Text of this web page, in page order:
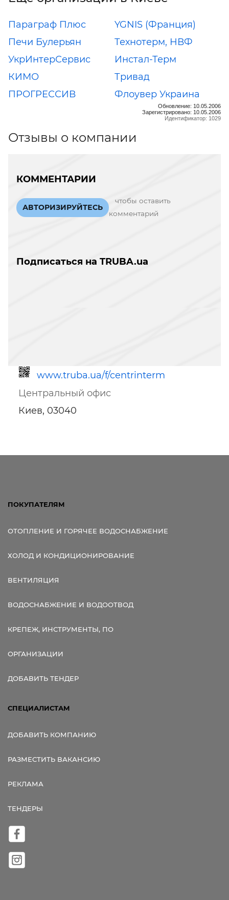
Параграф Плюс
YGNIS (Франция)
Печи Булерьян
Технотерм, НВФ
УкрИнтерСервис
Инстал-Терм
КИМО
Тривад
ПРОГРЕССИВ
Флоувер Украина
Обновление: 10.05.2006
Зарегистрировано: 10.05.2006
Идентификатор: 1029
Отзывы о компании
КОММЕНТАРИИ
АВТОРИЗИРУЙТЕСЬ
чтобы оставить
комментарий
Подписаться на TRUBA.ua
www.truba.ua/f/centrinterm
Центральный офис
Киев, 03040
ПОКУПАТЕЛЯМ
ОТОПЛЕНИЕ И ГОРЯЧЕЕ ВОДОСНАБЖЕНИЕ
ХОЛОД И КОНДИЦИОНИРОВАНИЕ
ВЕНТИЛЯЦИЯ
ВОДОСНАБЖЕНИЕ И ВОДООТВОД
КРЕПЕЖ, ИНСТРУМЕНТЫ, ПО
ОРГАНИЗАЦИИ
ДОБАВИТЬ ТЕНДЕР
СПЕЦИАЛИСТАМ
ДОБАВИТЬ КОМПАНИЮ
РАЗМЕСТИТЬ ВАКАНСИЮ
РЕКЛАМА
ТЕНДЕРЫ